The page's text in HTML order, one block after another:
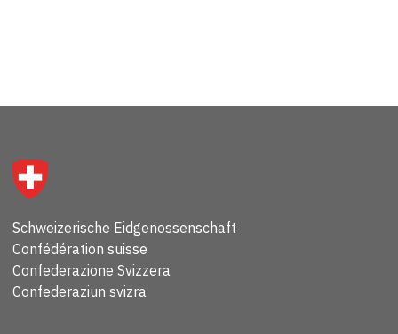
Schweizerische Eidgenossenschaft
Confédération suisse
Confederazione Svizzera
Confederaziun svizra